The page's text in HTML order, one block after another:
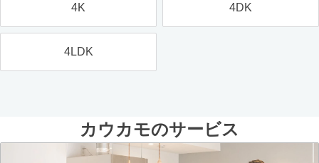
4K 4DK
4LDK
カウカモのサービス